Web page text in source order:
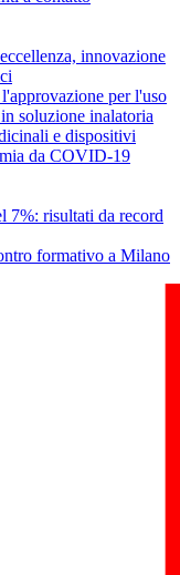
innovazione
per l'uso
soluzione inalatoria
e dispositivi
da COVID-19
7%: risultati da record
formativo a Milano